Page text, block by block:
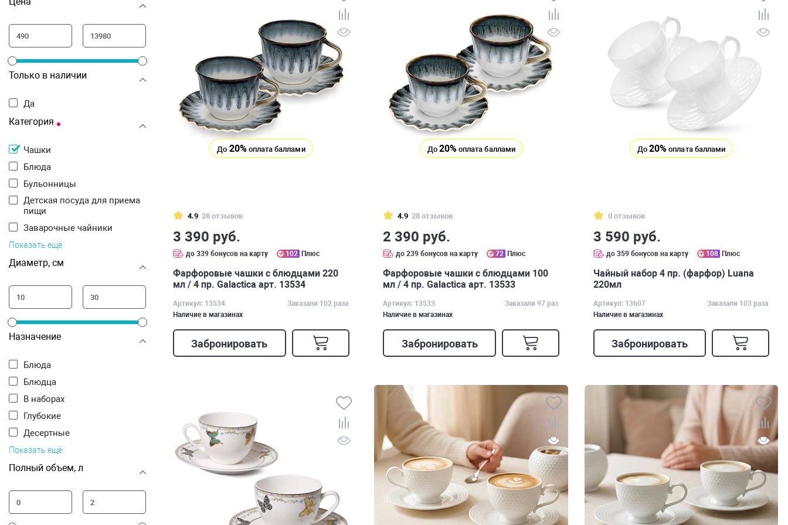
Только в наличии
Да
Категория
Чашки
Блюда
Бульонницы
Детская посуда для приема
пищи
Заварочные чайники
Показать ещё
Диаметр, см
Назначение
Блюда
Блюдца
В наборах
Глубокие
Десертные
Показать ещё
Полный объем, л
До 20% оплата баллами
4.9 28 отзывов
3 390 руб.
до 339 бонусов на карту 102 Плюс
Фарфоровые чашки с блюдцами 220
мл / 4 пр. Galactica арт. 13534
Артикул: 13534
Заказали 102 раза
Наличие в магазинах
Забронировать
До 20% оплата баллами
4.9 28 отзывов
2 390 руб.
до 239 бонусов на карту 72 Плюс
Фарфоровые чашки с блюдцами 100
мл / 4 пр. Galactica арт. 13533
Артикул: 13533
Заказали 97 раз
Наличие в магазинах
Забронировать
До20% оплата баллами
0 отзывов
3 590 руб.
до 359 бонусов на карту 108 Плюс
Чайный набор 4 пр. (фарфор) Luana
220мл
Артикул: 13607
Заказали 103 раза
Наличие в магазинах
Забронировать